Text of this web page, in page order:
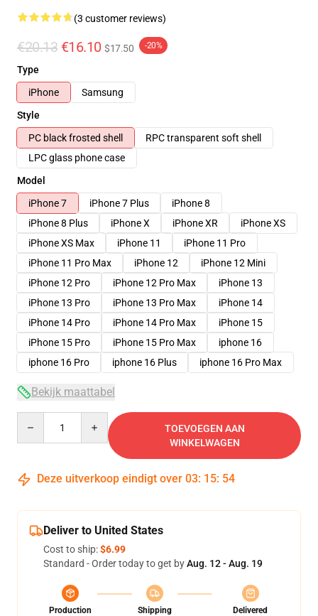
(3 customer reviews)
€20.13 €16.10 $17.50 -20%
Type
iPhone
Samsung
Style
PC black frosted shell
RPC transparent soft shell
LPC glass phone case
Model
iPhone 7
iPhone 7 Plus
iPhone 8
iPhone 8 Plus
iPhone X iPhone XR
iPhone XS
iPhone XS Max
iPhone 11
iPhone 11 Pro
iPhone 11 Pro Max
iPhone 12
iPhone 12 Mini
iPhone 12 Pro
iPhone 12 Pro Max
iPhone 13
iPhone 13 Pro
iPhone 13 Pro Max
iPhone 14
iPhone 14 Pro
iPhone 14 Pro Max
iPhone 15
iPhone 15 Pro
iPhone 15 Pro Max
iphone 16
iphone 16 Pro
iphone 16 Plus iphone 16 Pro Max
Bekijk maattabel
TOEVOEGEN AAN
WINKELWAGEN
Deze uitverkoop eindigt over 03: 15: 53
Deliver to United States
Cost to ship:$6.99
Standard - Order today to get byAug. 12 - Aug. 19
Production
Shipping
Delivered